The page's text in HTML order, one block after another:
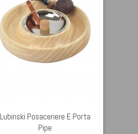
Lubinski Posacenere E Porta
Pipe